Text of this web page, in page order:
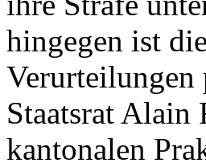
hingegen ist
Verurteilungen
Staatsrat
kantonalen